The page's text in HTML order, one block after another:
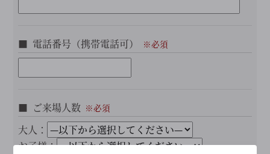
電話番号（携帯電話可）
ご来場人数
大人：
お子様：